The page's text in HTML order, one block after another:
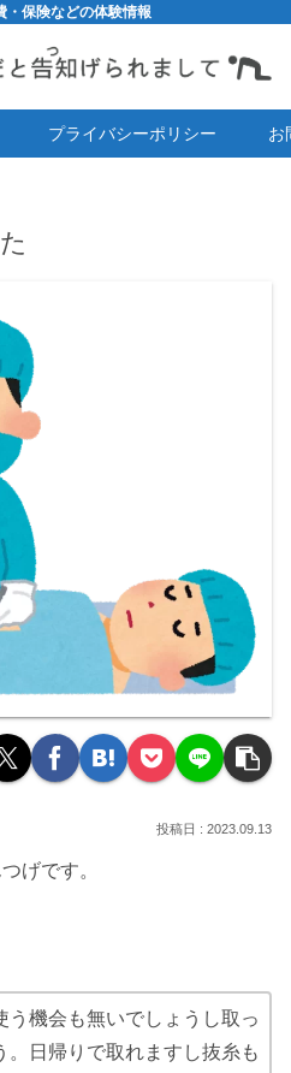
・保険などの体験情報
プライバシーポリシー お
2023.09.13
げです。
う機会も無いでしょうし取っ
。日帰りで取れますし抜糸も